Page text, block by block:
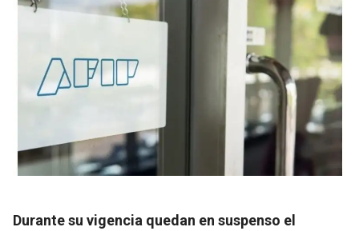
Durante su vigencia quedan en suspenso el